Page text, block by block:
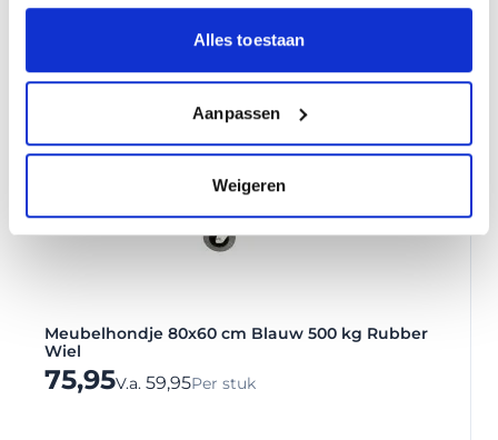
Alles toestaan
Aanpassen
Weigeren
Meubelhondje 80x60 cm Blauw 500 kg Rubber
Wiel
75,95V.a. 59,95Per stuk